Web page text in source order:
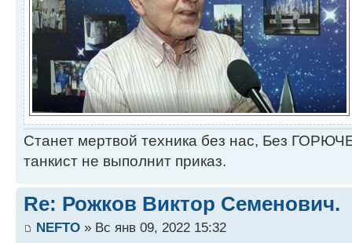
Станет мертвой техника без нас, Без
танкист не выполнит приказ.
Re: Рожков Виктор Семенович.
NEFTO » Вс янв 09, 2022 15:32